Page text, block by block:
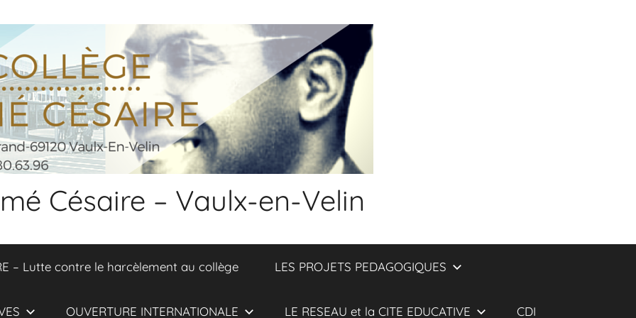
Césaire – Vaulx-en-Velin
– Lutte contre le harcèlement au collège LES PROJETS PEDAGOGIQUES
OUVERTURE INTERNATIONALE LE RESEAU et la CITE EDUCATIVE CDI